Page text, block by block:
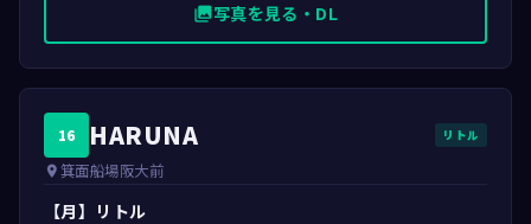
photo_library写真を見る・DL
16 HARUNA リトル
place 箕面船場阪大前
【月】リトル